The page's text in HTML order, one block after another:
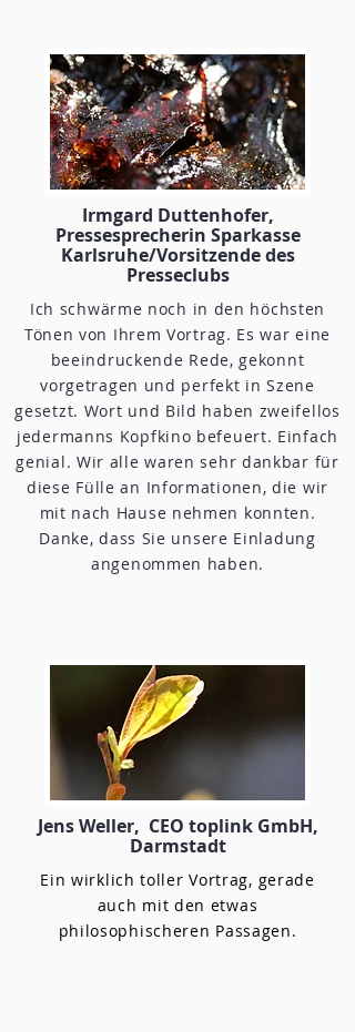
Irmgard Duttenhofer,
Pressesprecherin Sparkasse
Karlsruhe/Vorsitzende des
Presseclubs​
Ich schwärme noch in den höchsten
Tönen von Ihrem Vortrag. Es war eine
beeindruckende Rede, gekonnt
vorgetragen und perfekt in Szene
gesetzt. Wort und Bild haben zweifellos
jedermanns Kopfkino befeuert. Einfach
genial. Wir alle waren sehr dankbar für
diese Fülle an Informationen, die wir
mit nach Hause nehmen konnten.
Danke, dass Sie unsere Einladung
angenommen haben.
Jens Weller, CEO toplink GmbH,
Darmstadt
Ein wirklich toller Vortrag, gerade
auch mit den etwas
philosophischeren Passagen.